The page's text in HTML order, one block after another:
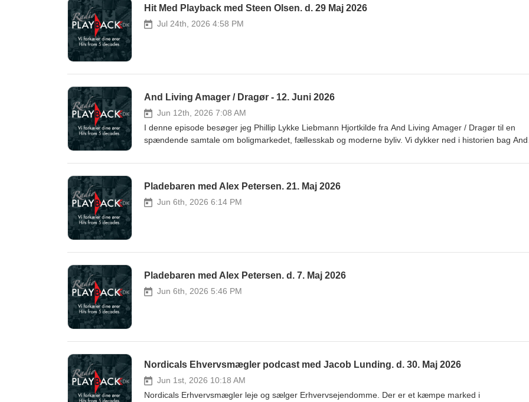
Hit Med Playback med Steen Olsen. d. 29 Maj 2026
Jul 24th, 2026 4:58 PM
And Living Amager / Dragør - 12. Juni 2026
Jun 12th, 2026 7:08 AM
I denne episode besøger jeg Phillip Lykke Liebmann Hjortkilde fra And Living Amager / Dragør til en
spændende samtale om boligmarkedet, fællesskab og moderne byliv. Vi dykker ned i historien bag And
attraktive rammer for mennesker i en storby i udvikling. Phillip deler sine erfaringer fra branchen,
fællesskaber kan spille en større rolle i fremtidens boligmarked. Lyt med til en inspirerende samtale fyldt
med indsigter, erfaringer og tanker om, hvordan vi kommer til at bo og leve i fremtiden.
Pladebaren med Alex Petersen. 21. Maj 2026
Jun 6th, 2026 6:14 PM
Pladebaren med Alex Petersen. d. 7. Maj 2026
Jun 6th, 2026 5:46 PM
Nordicals Ehvervsmægler podcast med Jacob Lunding. d. 30. Maj 2026
Jun 1st, 2026 10:18 AM
Nordicals Erhvervsmægler leje og sælger Erhvervsejendomme. Der er et kæmpe marked i